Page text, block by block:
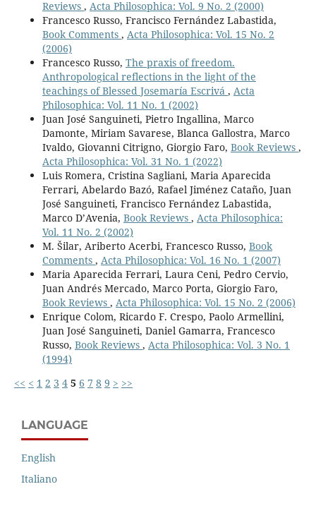
Reviews , Acta Philosophica: Vol. 9 No. 2 (2000)
Francesco Russo, Francisco Fernández Labastida,
Book Comments , Acta Philosophica: Vol. 15 No. 2
(2006)
Francesco Russo, The praxis of freedom.
Anthropological reflections in the light of the
teachings of Blessed Josemaría Escrivá , Acta
Philosophica: Vol. 11 No. 1 (2002)
Juan José Sanguineti, Pietro Ingallina, Marco
Damonte, Miriam Savarese, Blanca Gallostra, Marco
Ivaldo, Giovanni Citrigno, Giorgio Faro, Book Reviews ,
Acta Philosophica: Vol. 31 No. 1 (2022)
Luis Romera, Cristina Sagliani, Maria Aparecida
Ferrari, Abelardo Bazó, Rafael Jiménez Cataño, Juan
José Sanguineti, Francisco Fernández Labastida,
Marco D’Avenia, Book Reviews , Acta Philosophica:
Vol. 11 No. 2 (2002)
M. Šilar, Ariberto Acerbi, Francesco Russo, Book
Comments , Acta Philosophica: Vol. 16 No. 1 (2007)
Maria Aparecida Ferrari, Laura Ceni, Pedro Cervio,
Juan Andrés Mercado, Marco Porta, Giorgio Faro,
Book Reviews , Acta Philosophica: Vol. 15 No. 2 (2006)
Enrique Colom, Ricardo F. Crespo, Paolo Armellini,
Juan José Sanguineti, Daniel Gamarra, Francesco
Russo, Book Reviews , Acta Philosophica: Vol. 3 No. 1
(1994)
<< < 1 2 3 4 5 6 7 8 9 > >>
LANGUAGE
English
Italiano